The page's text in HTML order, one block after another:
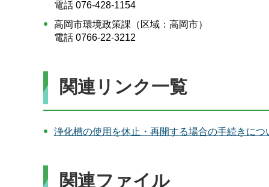
電話 076-428-1154
高岡市環境政策課（区域：高岡市）
電話 0766-22-3212
関連リンク一覧
浄化槽の使用を休止・再開する場合の手続きにつ
関連ファイル